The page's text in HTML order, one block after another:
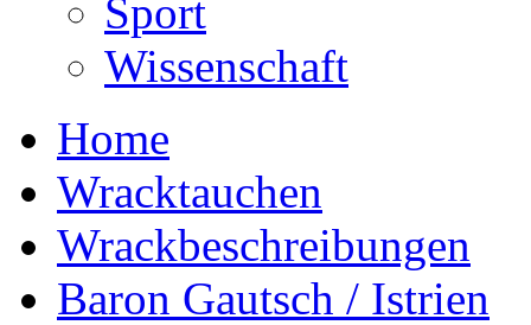
Sport
Wissenschaft
Home
Wracktauchen
Wrackbeschreibungen
Baron Gautsch / Istrien